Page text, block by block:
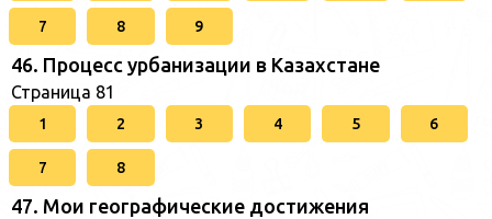
7 8 9
46. Процесс урбанизации в Казахстане
Страница 81
1 2 3 4 5 6
7 8
47. Мои географические достижения